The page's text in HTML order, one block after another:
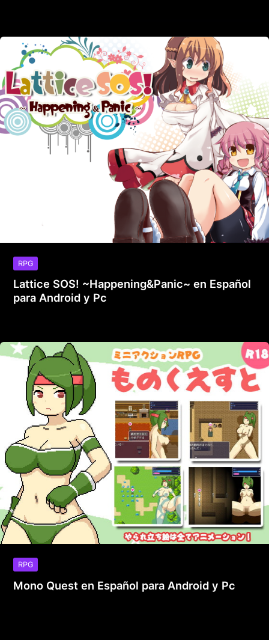
RPG
Lattice SOS! ~Happening&Panic~ en Español
para Android y Pc
RPG
Mono Quest en Español para Android y Pc